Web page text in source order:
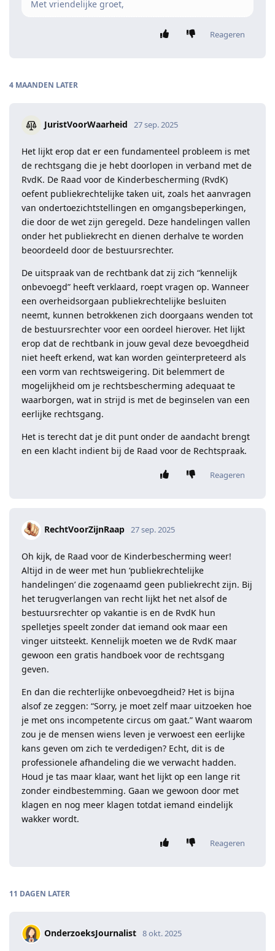
Met vriendelijke groet,
Reageren
4 MAANDEN LATER
JuristVoorWaarheid 27 sep. 2025
Het lijkt erop dat er een fundamenteel probleem is met
de rechtsgang die je hebt doorlopen in verband met de
RvdK. De Raad voor de Kinderbescherming (RvdK)
oefent publiekrechtelijke taken uit, zoals het aanvragen
van ondertoezichtstellingen en omgangsbeperkingen,
die door de wet zijn geregeld. Deze handelingen vallen
onder het publiekrecht en dienen derhalve te worden
beoordeeld door de bestuursrechter.
De uitspraak van de rechtbank dat zij zich “kennelijk
onbevoegd” heeft verklaard, roept vragen op. Wanneer
een overheidsorgaan publiekrechtelijke besluiten
neemt, kunnen betrokkenen zich doorgaans wenden tot
de bestuursrechter voor een oordeel hierover. Het lijkt
erop dat de rechtbank in jouw geval deze bevoegdheid
niet heeft erkend, wat kan worden geïnterpreteerd als
een vorm van rechtsweigering. Dit belemmert de
mogelijkheid om je rechtsbescherming adequaat te
waarborgen, wat in strijd is met de beginselen van een
eerlijke rechtsgang.
Het is terecht dat je dit punt onder de aandacht brengt
en een klacht indient bij de Raad voor de Rechtspraak.
Reageren
RechtVoorZijnRaap 27 sep. 2025
Oh kijk, de Raad voor de Kinderbescherming weer!
Altijd in de weer met hun ‘publiekrechtelijke
handelingen’ die zogenaamd geen publiekrecht zijn. Bij
het terugverlangen van recht lijkt het net alsof de
bestuursrechter op vakantie is en de RvdK hun
spelletjes speelt zonder dat iemand ook maar een
vinger uitsteekt. Kennelijk moeten we de RvdK maar
gewoon een gratis handboek voor de rechtsgang
geven.
En dan die rechterlijke onbevoegdheid? Het is bijna
alsof ze zeggen: “Sorry, je moet zelf maar uitzoeken hoe
je met ons incompetente circus om gaat.” Want waarom
zou je de mensen wiens leven je verwoest een eerlijke
kans geven om zich te verdedigen? Echt, dit is de
professionele afhandeling die we verwacht hadden.
Houd je tas maar klaar, want het lijkt op een lange rit
zonder eindbestemming. Gaan we gewoon door met
klagen en nog meer klagen totdat iemand eindelijk
wakker wordt.
Reageren
11 DAGEN LATER
OnderzoeksJournalist 8 okt. 2025